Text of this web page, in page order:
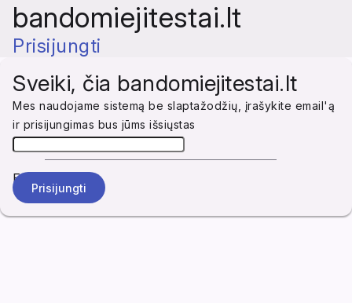
bandomiejitestai.lt
Prisijungti
Sveiki, čia bandomiejitestai.lt
Mes naudojame sistemą be slaptažodžių, įrašykite email'ą
ir prisijungimas bus jūms išsiųstas
Email
Prisijungti